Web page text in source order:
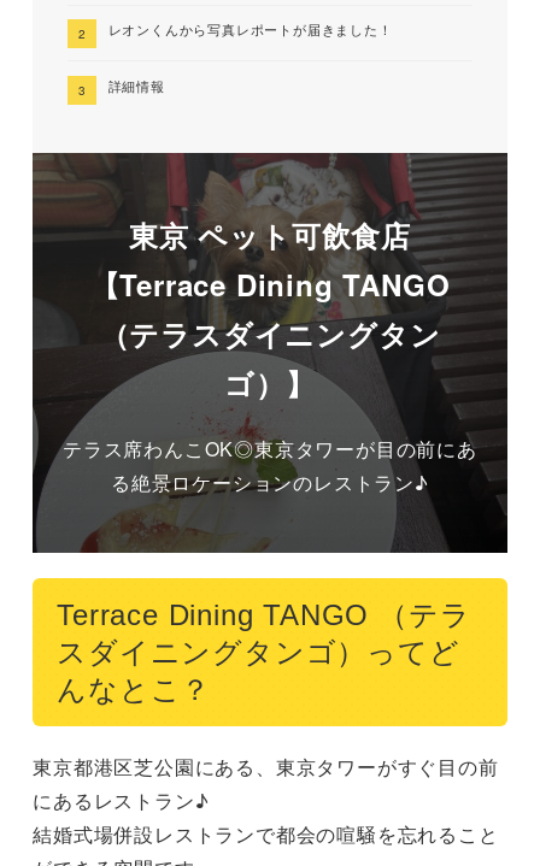
レオンくんから写真レポートが届きました！
詳細情報
東京 ペット可飲食店
【Terrace Dining TANGO
（テラスダイニングタン
ゴ）】
テラス席わんこOK◎東京タワーが目の前にあ
る絶景ロケーションのレストラン♪
Terrace Dining TANGO （テラ
スダイニングタンゴ）ってど
んなとこ？
東京都港区芝公園にある、東京タワーがすぐ目の前
にあるレストラン♪
結婚式場併設レストランで都会の喧騒を忘れること